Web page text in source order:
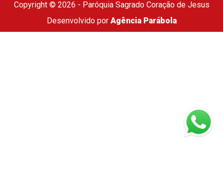
Copyright © 2026 - Paróquia Sagrado Coração de Jesus
Desenvolvido por Agência Parábola